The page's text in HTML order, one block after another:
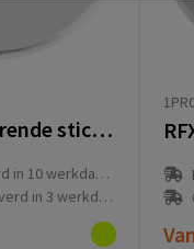
RFX™ Reflecterende sticker rond klein
10 werkdag(en)
in 3 werkdag(en)